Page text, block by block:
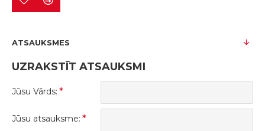
ATSAUKSMES
UZRAKSTĪT ATSAUKSMI
Jūsu Vārds:
Jūsu atsauksme: